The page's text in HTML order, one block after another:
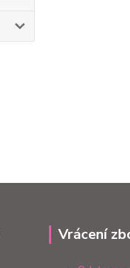
Vrácení